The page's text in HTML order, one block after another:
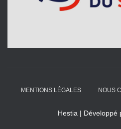
MENTIONS LÉGALES NOUS
Hestia | Développé